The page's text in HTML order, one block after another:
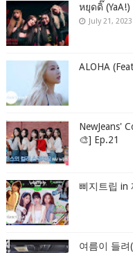
หยุดดิ๊ (YaA!)
July 21, 2023
ALOHA
NewJeans'
🎨] Ep.21
삐지트립 in
여름이 들려